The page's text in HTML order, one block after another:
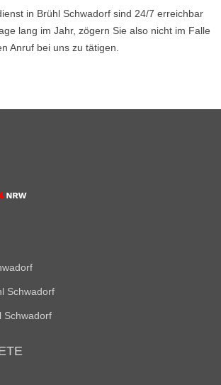
in Brühl Schwadorf sind 24/7 erreichbar
lang im Jahr, zögern Sie also nicht im Falle
Anruf bei uns zu tätigen.
Schwadorf
Schwadorf